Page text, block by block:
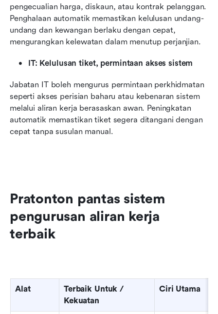
pengecualian harga, diskaun, atau kontrak pelanggan.
Penghalaan automatik memastikan kelulusan undang-
undang dan kewangan berlaku dengan cepat,
mengurangkan kelewatan dalam menutup perjanjian.
IT: Kelulusan tiket, permintaan akses sistem
Jabatan IT boleh mengurus permintaan perkhidmatan
seperti akses perisian baharu atau kebenaran sistem
melalui aliran kerja berasaskan awan. Peningkatan
automatik memastikan tiket segera ditangani dengan
cepat tanpa susulan manual.
Pratonton pantas sistem
pengurusan aliran kerja
terbaik
Alat
Terbaik Untuk /
Kekuatan
Ciri Utama